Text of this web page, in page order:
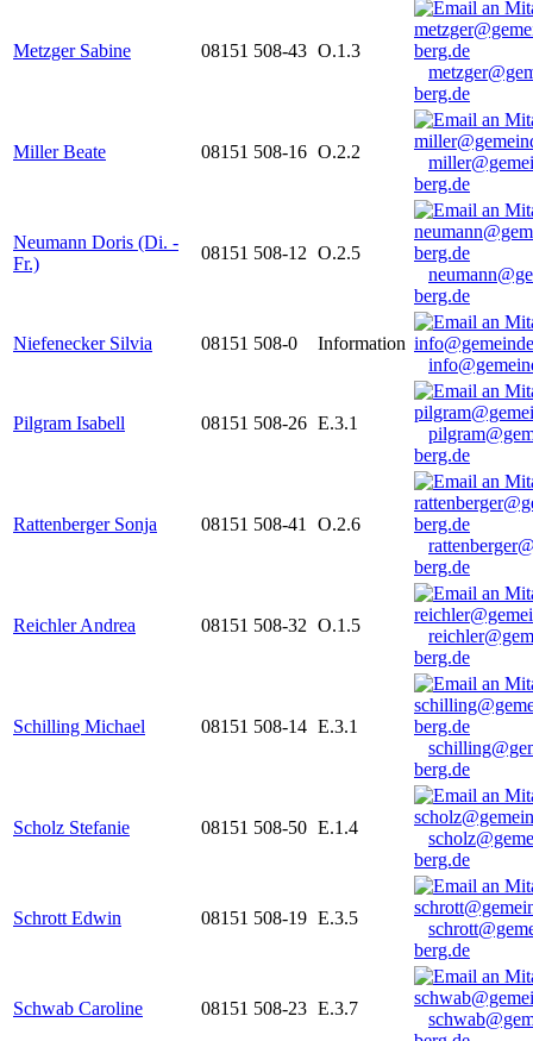
Metzger Sabine 08151 508-43 O.1.3
berg.de
Miller Beate 08151 508-16 O.2.2
berg.de
Neumann Doris (Di. -
Fr.)
08151 508-12 O.2.5
berg.de
Niefenecker Silvia 08151 508-0
Information
Pilgram Isabell 08151 508-26 E.3.1
berg.de
Rattenberger Sonja 08151 508-41
O.2.6
berg.de
Reichler Andrea 08151 508-32 O.1.5
berg.de
Schilling Michael 08151 508-14 E.3.1
berg.de
Scholz Stefanie 08151 508-50 E.1.4
berg.de
Schrott Edwin 08151 508-19 E.3.5
berg.de
Schwab Caroline 08151 508-23 E.3.7